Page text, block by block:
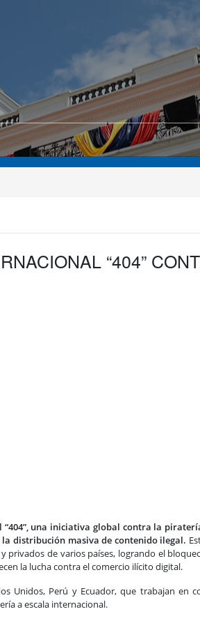
“404”
una iniciativa global contra la
distribución masiva de contenido ilegal.
privados de varios países, logrando el
la lucha contra el comercio ilícito digital.
Unidos, Perú y Ecuador, que trabajan en
a escala internacional.